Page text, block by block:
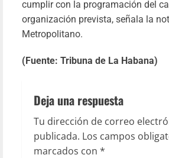
cumplir con la programación del
organización prevista, señala la
Metropolitano.
(Fuente: Tribuna de La Habana)
Deja una respuesta
Tu dirección de correo
publicada. Los campos
marcados con *